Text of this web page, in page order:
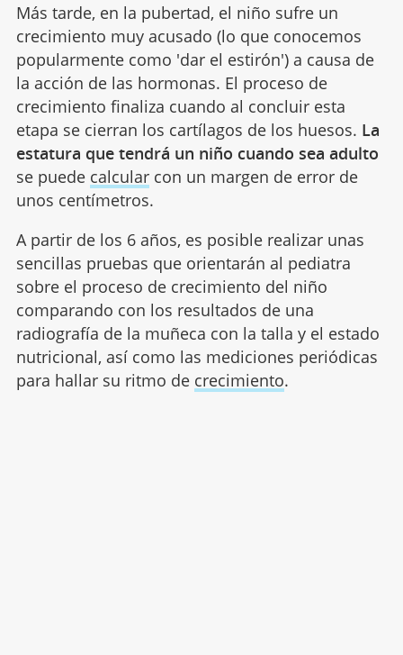
Más tarde, en la pubertad, el niño sufre un
crecimiento muy acusado (lo que conocemos
popularmente como 'dar el estirón') a causa de
la acción de las hormonas. El proceso de
crecimiento finaliza cuando al concluir esta
etapa se cierran los cartílagos de los huesos. La
estatura que tendrá un niño cuando sea adulto
se puede calcularcon un margen de error de
unos centímetros.
A partir de los 6 años, es posible realizar unas
sencillas pruebas que orientarán al pediatra
sobre el proceso de crecimiento del niño
comparando con los resultados de una
radiografía de la muñeca con la talla y el estado
nutricional, así como las mediciones periódicas
para hallar su ritmo de crecimiento.